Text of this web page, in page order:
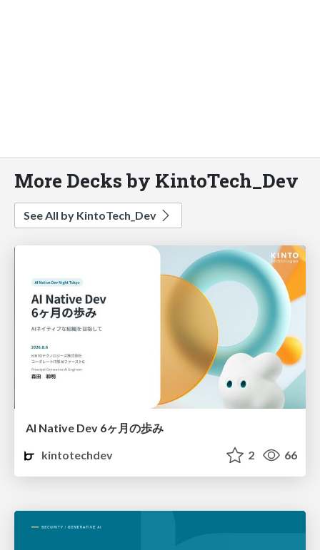
More Decks by KintoTech_Dev
See All by KintoTech_Dev
AI Native Dev 6ヶ月の歩み
kintotechdev
2 66